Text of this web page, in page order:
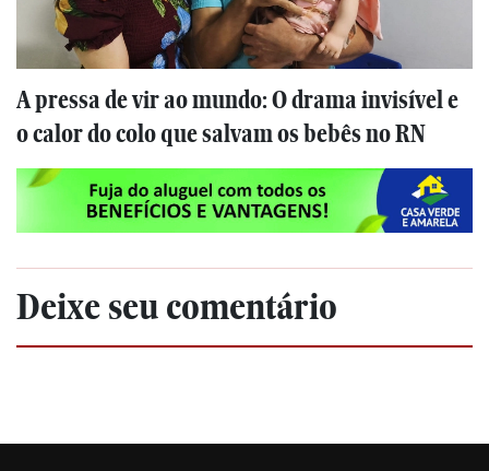
A pressa de vir ao mundo: O drama invisível e
o calor do colo que salvam os bebês no RN
Deixe seu comentário